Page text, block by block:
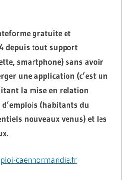
gratuite et
depuis tout support
smartphone) sans avoir
une application (c’est un
la mise en relation
(habitants du
nouveaux venus) et les
caennormandie.fr